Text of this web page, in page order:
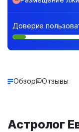
Доверие
Обзор Отзывы
Астролог